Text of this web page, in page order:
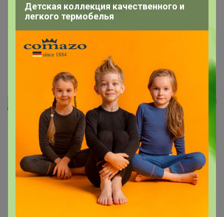
Главная
СП384 Mona Liza КПБ подушки...
Отдельные предметы: простыни,...
590102/04 Комплект наволочек...
Леныра
Детская коллекция качественного и
легкого термобелья